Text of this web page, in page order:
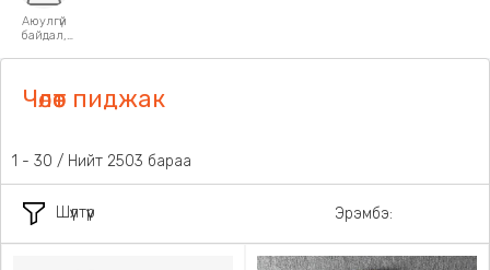
Аюулгүй
байдал,
Чөлөөт пиджак
Шүүлтүүр
1 - 30 / Нийт 2503 бараа
Эрэмбэ: